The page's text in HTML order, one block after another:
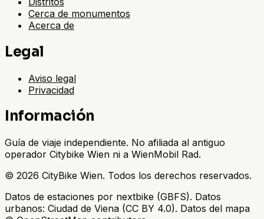
Cerca de monumentos
Acerca de
Legal
Aviso legal
Privacidad
Información
Guía de viaje independiente. No afiliada al antiguo
operador Citybike Wien ni a WienMobil Rad.
© 2026 CityBike Wien. Todos los derechos reservados.
Datos de estaciones por nextbike (GBFS). Datos
urbanos: Ciudad de Viena (CC BY 4.0). Datos del mapa